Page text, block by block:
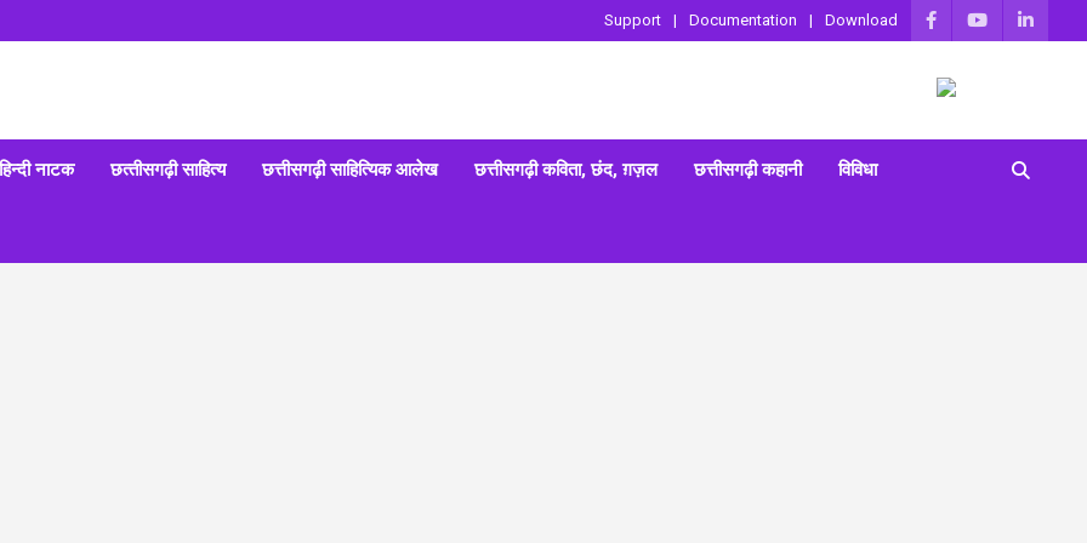
Support Documentation Download
हिन्‍दी नाटक छत्‍तीसगढ़ी साहित्‍य छत्तीसगढ़ी साहित्यिक आलेख छत्तीसगढ़ी कविता, छंद, ग़ज़ल छत्तीसगढ़ी कहानी विविधा